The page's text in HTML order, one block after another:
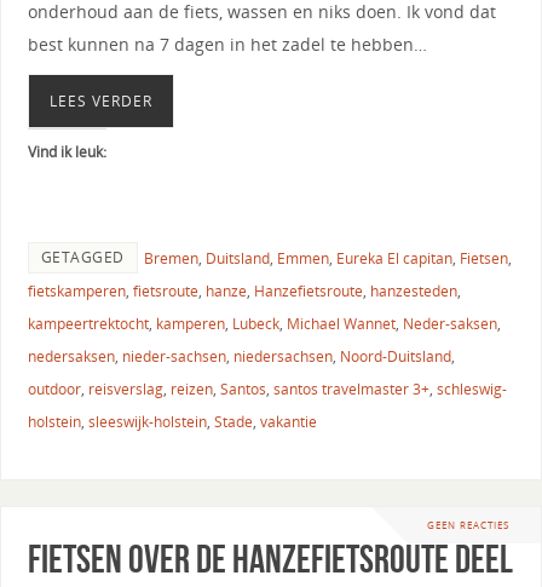
onderhoud aan de fiets, wassen en niks doen. Ik vond dat
best kunnen na 7 dagen in het zadel te hebben…
LEES VERDER
Vind ik leuk:
GETAGGED Bremen, Duitsland, Emmen, Eureka El capitan, Fietsen,
fietskamperen, fietsroute, hanze, Hanzefietsroute, hanzesteden,
kampeertrektocht, kamperen, Lubeck, Michael Wannet, Neder-saksen,
nedersaksen, nieder-sachsen, niedersachsen, Noord-Duitsland,
outdoor, reisverslag, reizen, Santos, santos travelmaster 3+, schleswig-
holstein, sleeswijk-holstein, Stade, vakantie
GEEN REACTIES
Fietsen over de Hanzefietsroute deel